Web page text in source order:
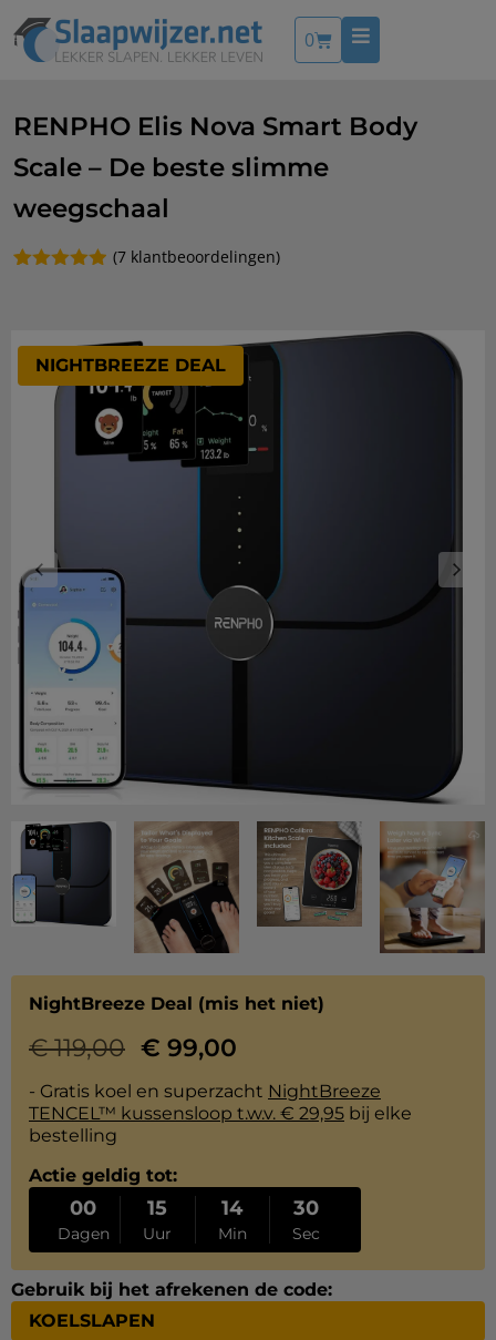
0
RENPHO Elis Nova Smart Body
Scale – De beste slimme
weegschaal
klantbeoordelingen
(7 klantbeoordelingen)
NIGHTBREEZE DEAL
NightBreeze Deal (mis het niet)
€119,00 € 99,00
- Gratis koel en superzacht NightBreeze
TENCEL™ kussensloop t.w.v. € 29,95 bij elke
bestelling
Actie geldig tot:
00
Dagen
15
Uur
14
Min
30
Sec
Gebruik bij het afrekenen de code:
KOELSLAPEN